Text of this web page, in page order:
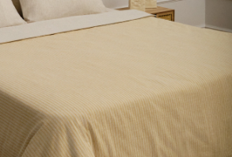
БЕЛЬЯ
МАССИВА ДУБА